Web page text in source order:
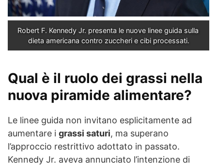
Robert F. Kennedy Jr. presenta le nuove linee guida sulla
dieta americana contro zuccheri e cibi processati.
Qual è il ruolo dei grassi nella
nuova piramide alimentare?
Le linee guida non invitano esplicitamente ad
aumentare i grassi saturi, ma superano
l’approccio restrittivo adottato in passato.
Kennedy Jr. aveva annunciato l’intenzione di